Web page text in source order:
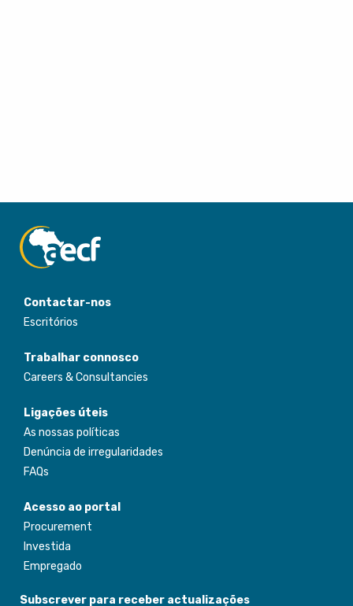
Contactar-nos
Escritórios
Trabalhar connosco
Careers & Consultancies
Ligações úteis
As nossas políticas
Denúncia de irregularidades
FAQs
Acesso ao portal
Procurement
Investida
Empregado
Subscrever para receber actualizações